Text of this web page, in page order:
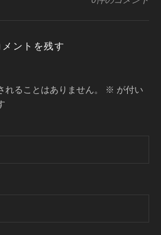
メントを残す
ることはありません。 ※ が付い